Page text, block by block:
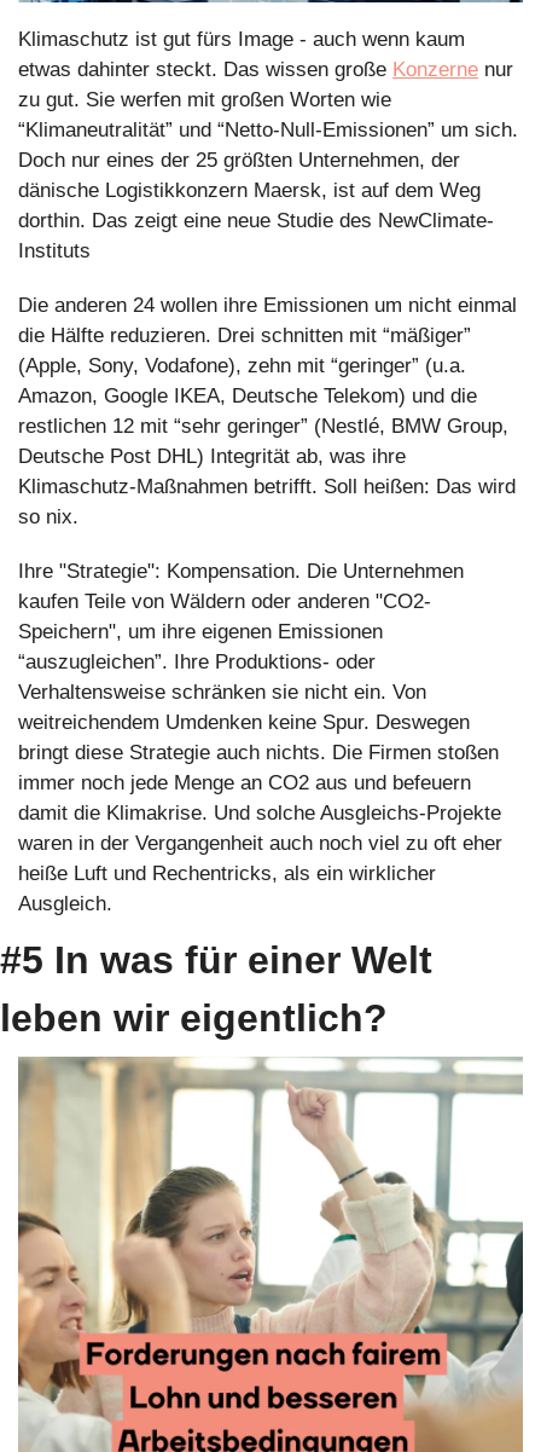
Klimaschutz ist gut fürs Image - auch wenn kaum
etwas dahinter steckt. Das wissen große Konzerne nur
zu gut. Sie werfen mit großen Worten wie
“Klimaneutralität” und “Netto-Null-Emissionen” um sich.
Doch nur eines der 25 größten Unternehmen, der
dänische Logistikkonzern Maersk, ist auf dem Weg
dorthin. Das zeigt eine neue Studie des NewClimate-
Instituts
Die anderen 24 wollen ihre Emissionen um nicht einmal
die Hälfte reduzieren. Drei schnitten mit “mäßiger”
(Apple, Sony, Vodafone), zehn mit “geringer” (u.a.
Amazon, Google IKEA, Deutsche Telekom) und die
restlichen 12 mit “sehr geringer” (Nestlé, BMW Group,
Deutsche Post DHL) Integrität ab, was ihre
Klimaschutz-Maßnahmen betrifft. Soll heißen: Das wird
so nix.
Ihre "Strategie": Kompensation. Die Unternehmen
kaufen Teile von Wäldern oder anderen "CO2-
Speichern", um ihre eigenen Emissionen
“auszugleichen”. Ihre Produktions- oder
Verhaltensweise schränken sie nicht ein. Von
weitreichendem Umdenken keine Spur. Deswegen
bringt diese Strategie auch nichts. Die Firmen stoßen
immer noch jede Menge an CO2 aus und befeuern
damit die Klimakrise. Und solche Ausgleichs-Projekte
waren in der Vergangenheit auch noch viel zu oft eher
heiße Luft und Rechentricks, als ein wirklicher
Ausgleich.
#5 In was für einer Welt
leben wir eigentlich?